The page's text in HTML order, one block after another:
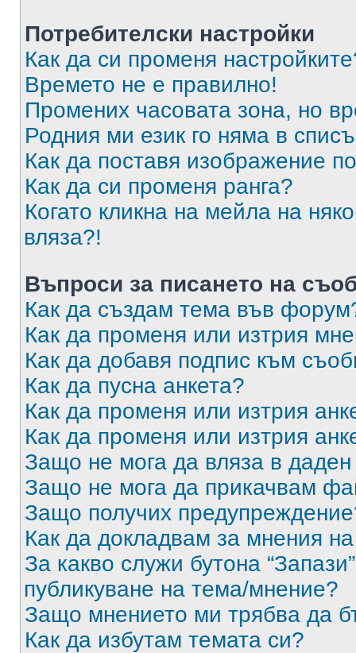
Потребителски настройки
Как да си променя
Времето не е правилно!
Промених часовата зона, но
Родния ми език го няма в
Как да поставя изображение
Как да си променя ранга?
Когато кликна на мейла на
вляза?!
Въпроси за писането на
Как да създам тема във
Как да променя или изтрия
Как да добавя подпис към
Как да пусна анкета?
Как да променя или изтрия
Как да променя или изтрия
Защо не мога да вляза в
Защо не мога да прикачвам
Защо получих
Как да докладвам за мнения
За какво служи бутона
публикуване на тема/мнение?
Защо мнението ми трябва да
Как да избутам темата си?